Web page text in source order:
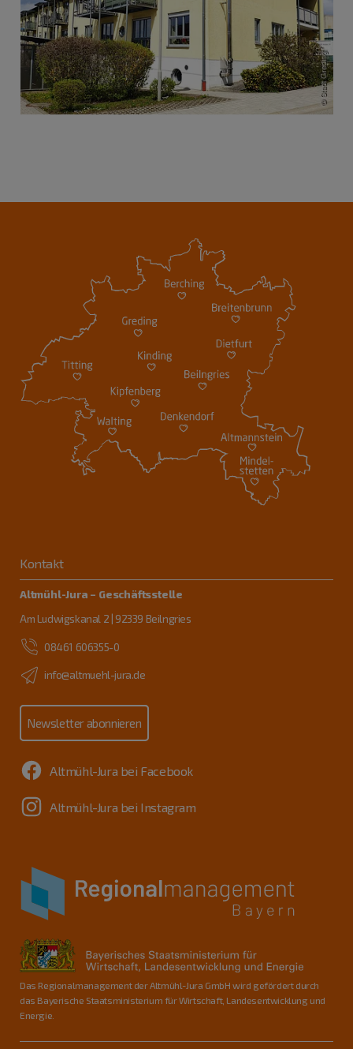
Kontakt
Altmühl-Jura – Geschäftsstelle
Am Ludwigskanal 2 | 92339 Beilngries
08461 606355-0
info@altmuehl-jura.de
Newsletter abonnieren
Altmühl-Jura bei Facebook
Altmühl-Jura bei Instagram
Das Regionalmanagement der Altmühl-Jura GmbH wird gefördert durch
das Bayerische Staatsministerium für Wirtschaft, Landesentwicklung und
Energie.